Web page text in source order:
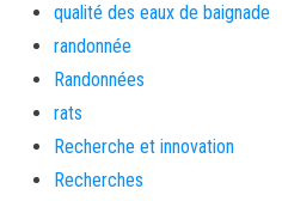
qualité des eaux de baignade
randonnée
Randonnées
rats
Recherche et innovation
Recherches